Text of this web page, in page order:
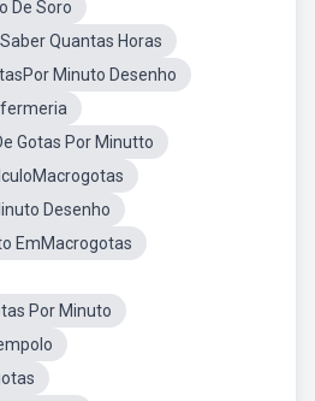
De Soro
Quantas Horas
Minuto Desenho
Gotas Por Minutto
Desenho
EmMacrogotas
Por Minuto